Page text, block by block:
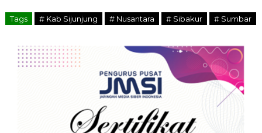
Tags # Kab Sijunjung # Nusantara # Sibakur # Sumbar